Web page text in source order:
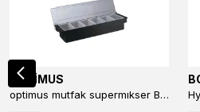
OPTİMUS
optimus mutfak supermıkser Bar Konteyner 6'lı 50×16×9 cm Kapaklı Polikarbon Organizer Bar & Kafe